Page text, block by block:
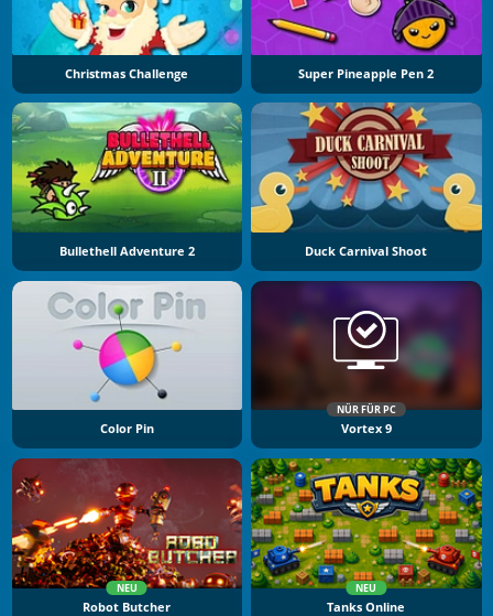
Christmas Challenge Super Pineapple Pen 2
Bullethell Adventure 2 Duck Carnival Shoot
Color Pin
NÜR FÜR PC
Vortex 9
NEU
Robot Butcher
NEU
Tanks Online